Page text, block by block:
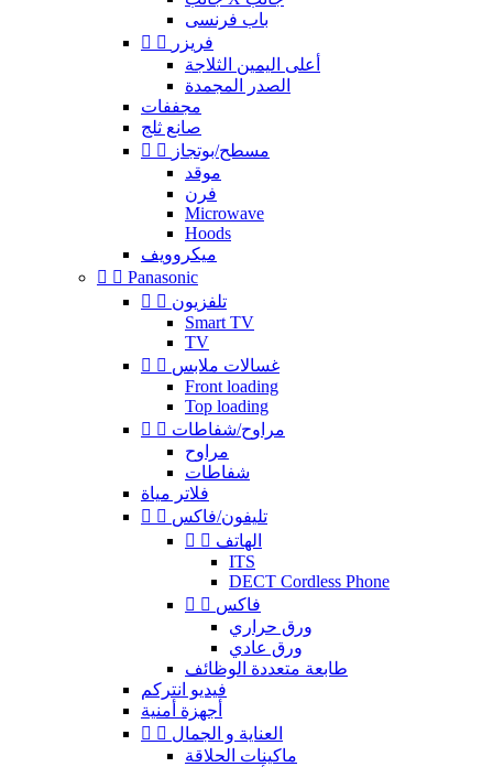
باب فرنسى
 
فريزر
أعلى اليمين الثلاجة
الصدر المجمدة
مجففات
صانع ثلج
  مسطح/بوتجاز
موقد
فرن
Microwave
Hoods
ميكروويف
  Panasonic
  تلفزيون
Smart TV
TV
  غسالات ملابس
Front loading
Top loading
  مراوح/شفاطات
مراوح
شفاطات
فلاتر مياة
  تليفون/فاكس
  الهاتف
ITS
DECT Cordless Phone
  فاكس
ورق حراري
ورق عادي
طابعة متعددة الوظائف
فيديو انتركم
أجهزة أمنية
  العناية و الجمال
ماكينات الحلاقة